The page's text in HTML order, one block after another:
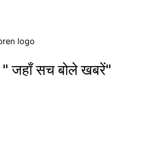
जहाँ सच बोले खबरें"